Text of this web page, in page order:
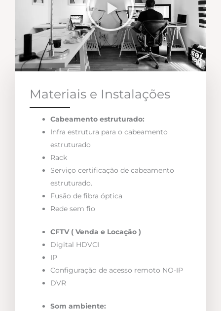
Materiais e Instalações
Cabeamento estruturado:
Infra estrutura para o cabeamento
estruturado
Rack
Serviço certificação de cabeamento
estruturado.
Fusão de fibra óptica
Rede sem fio
CFTV ( Venda e Locação )
Digital HDVCI
IP
Configuração de acesso remoto NO-IP
DVR
Som ambiente: